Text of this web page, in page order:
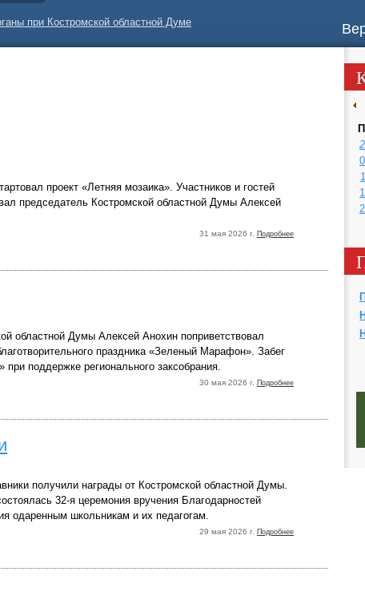
при Костромской областной Думе
проект «Летняя мозаика». Участников и гостей
председатель Костромской областной Думы Алексей
31 мая 2026 г. Подробнее
областной Думы Алексей Анохин поприветствовал
праздника «Зеленый Марафон». Забег
при поддержке регионального заксобрания.
30 мая 2026 г. Подробнее
получили награды от Костромской областной Думы.
32-я церемония вручения Благодарностей
одаренным школьникам и их педагогам.
29 мая 2026 г. Подробнее